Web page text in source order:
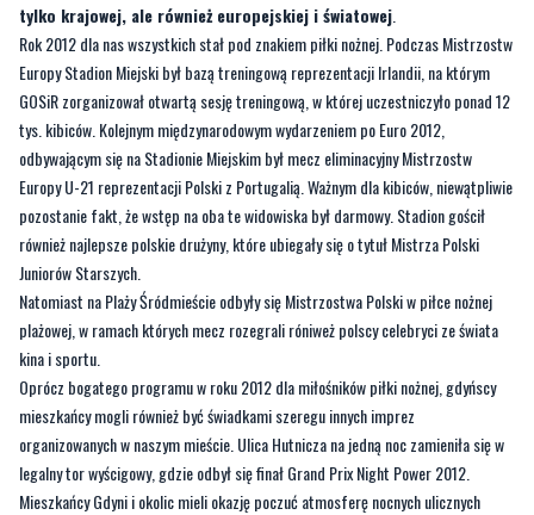
GOSiR zorganizował otwartą sesję treningową, w której uczestniczyło ponad 12
tys. kibiców. Kolejnym międzynarodowym wydarzeniem po Euro 2012,
odbywającym się na Stadionie Miejskim był mecz eliminacyjny Mistrzostw
Europy U-21 reprezentacji Polski z Portugalią. Ważnym dla kibiców, niewątpliwie
pozostanie fakt, że wstęp na oba te widowiska był darmowy. Stadion gościł
również najlepsze polskie drużyny, które ubiegały się o tytuł Mistrza Polski
Juniorów Starszych.
Natomiast na Plaży Śródmieście odbyły się Mistrzostwa Polski w piłce nożnej
plażowej, w ramach których mecz rozegrali róniweż polscy celebryci ze świata
kina i sportu.
Oprócz bogatego programu w roku 2012 dla miłośników piłki nożnej, gdyńscy
mieszkańcy mogli również być świadkami szeregu innych imprez
organizowanych w naszym mieście. Ulica Hutnicza na jedną noc zamieniła się w
legalny tor wyścigowy, gdzie odbył się finał Grand Prix Night Power 2012.
Mieszkańcy Gdyni i okolic mieli okazję poczuć atmosferę nocnych ulicznych
wyścigów samochodowych na ¼ mili.
Hala Sportowo – Widowiskowa „Gdynia" była gospodarzem Mistrzostw Europy
Juniorów w piłce siatkowej, w których brało udział 12 drużyn. Na gdyńskiej hali